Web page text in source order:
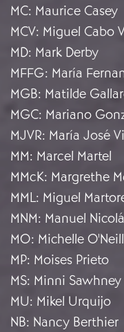
MC: Maurice Casey
MCV: Miguel Cabo
MD: Mark Derby
MFFG: María
MGB: Matilde
MGC: Mariano
MJVR: María José
MM: Marcel Martel
MMcK: Margrethe
MML: Miguel
MNM: Manuel
MO: Michelle O'Neill
MP: Moises Prieto
MS: Minni Sawhney
MU: Mikel Urquijo
NB: Nancy Berthier